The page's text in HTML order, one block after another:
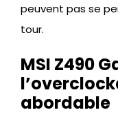
peuvent pas se
tour.
MSI Z490
abordable